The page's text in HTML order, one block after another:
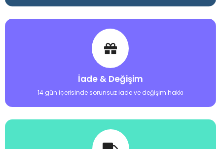
İade & Değişim
14 gün içerisinde sorunsuz iade ve değişim hakkı